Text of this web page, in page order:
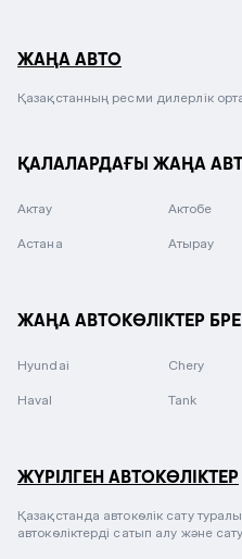
ЖАҢА АВТО
Қазақстанның ресми дилерлік
ҚАЛАЛАРДАҒЫ ЖАҢА
Актау Актобе
Астана Атырау
ЖАҢА АВТОКӨЛІКТЕР
Hyundai Chery
Haval Tank
ЖҮРІЛГЕН АВТОКӨЛІКТЕР
Қазақстанда автокөлік сату
автокөліктерді сатып алу және